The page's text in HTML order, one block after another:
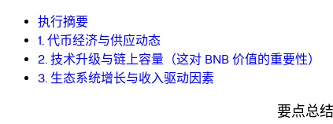
执行摘要
1. 代币经济与供应动态
2. 技术升级与链上容量（这对 BNB 价值的重要性）
3. 生态系统增长与收入驱动因素
要点总结